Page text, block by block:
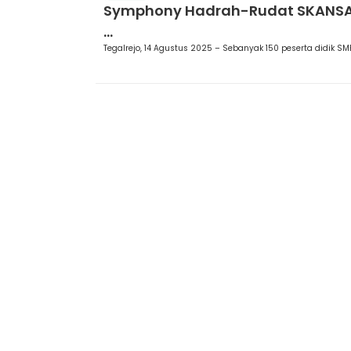
Symphony Hadrah-Rudat
...
Tegalrejo, 14 Agustus 2025 – Sebanyak 150 peserta didik